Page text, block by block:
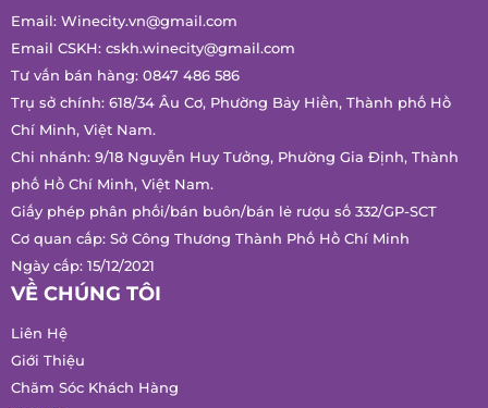
Email CSKH:cskh.winecity@gmail.com
Tư vấn bán hàng: 0847 486 586
Trụ sở chính: 618/34 Âu Cơ, Phường Bảy Hiền, Thành phố Hồ
Chí Minh, Việt Nam.
Chi nhánh: 9/18 Nguyễn Huy Tưởng, Phường Gia Định, Thành
phố Hồ Chí Minh, Việt Nam.
Giấy phép phân phối/bán buôn/bán lẻ rượu số 332/GP-SCT
Cơ quan cấp: Sở Công Thương Thành Phố Hồ Chí Minh
Ngày cấp: 15/12/2021
VỀ CHÚNG TÔI
Liên Hệ
Giới Thiệu
Chăm Sóc Khách Hàng
Tin Tức